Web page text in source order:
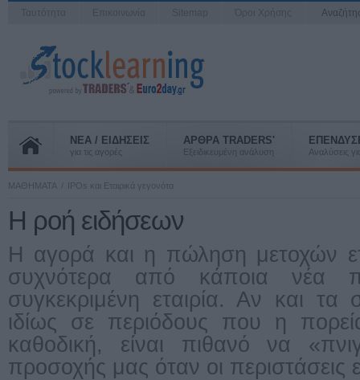
ΝΕΑ / ΕΙΔΗΣΕΙΣ
για τις αγορές
ΑΡΘΡΑ TRADERS'
Εξειδικευμένη ανάλυση Αναλύσεις
ΜΑΘΗΜΑΤΑ IPOs και Εταιρικά γεγονότα
Η ροή ειδήσεων
Η αγορά και η πώληση μετοχών
συχνότερα από κάποια νέα
συγκεκριμένη εταιρία. Αν και τα
ιδίως σε περιόδους που η
καθοδική, είναι πιθανό να
προσοχής μας όταν οι περιστάσεις